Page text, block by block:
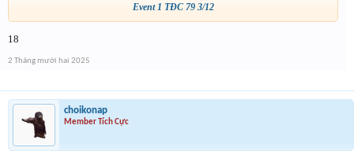
Event 1 TĐC 79 3/12
18
2 Tháng mười hai 2025
choikonap
Member Tích Cực